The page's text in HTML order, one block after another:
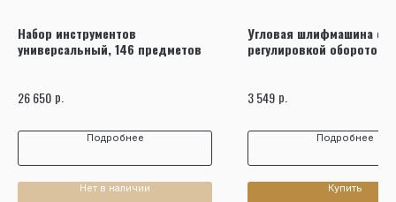
Набор инструментов
универсальный, 146 предметов
26 650 р.
Подробнее
Нет в наличии
Угловая шлифмашина с
регулировкой оборотов,
3 549 р.
Подробнее
Купить